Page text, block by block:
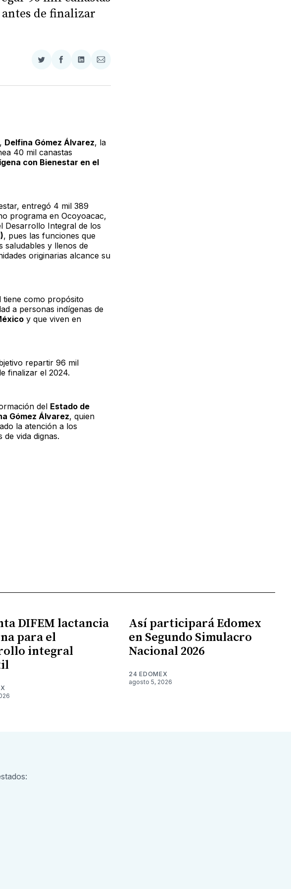
de finalizar
Compartir
Twitter
Compartir
Facebook
Compartir
LinkedIn
Compartir
Email
Delfina Gómez Álvarez, la
40 mil canastas
con Bienestar en el
entregó 4 mil 389
programa en Ocoyoacac,
Desarrollo Integral de los
, pues las funciones que
saludables y llenos de
originarias alcance su
tiene como propósito
a personas indígenas de
y que viven en
repartir 96 mil
finalizar el 2024.
del Estado de
Gómez Álvarez, quien
la atención a los
vida dignas.
DIFEM lactancia
para el
integral
Así participará Edomex
en Segundo Simulacro
Nacional 2026
24 EDOMEX
agosto 5, 2026